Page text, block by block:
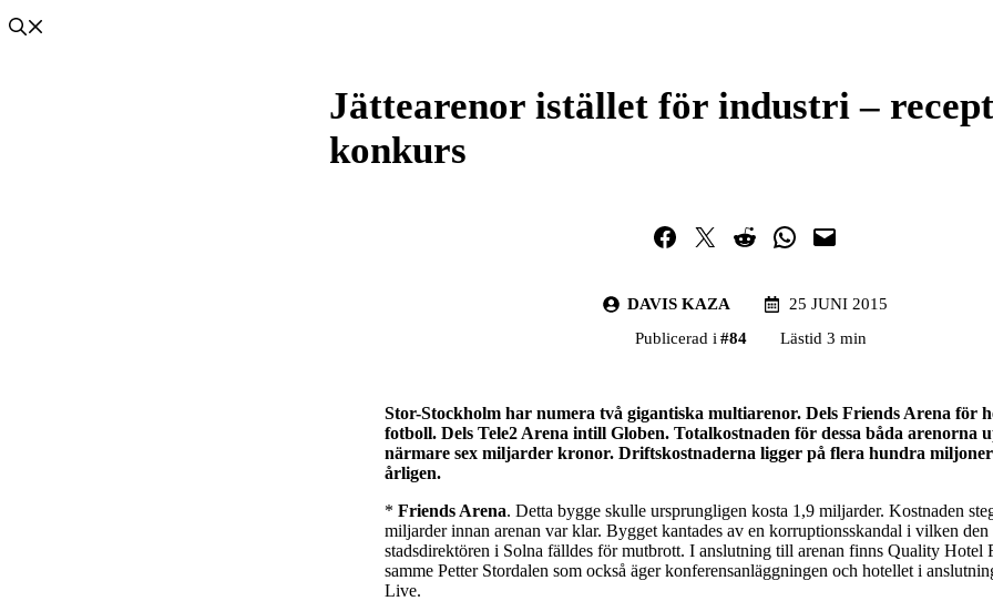
Jättearenor istället för industri –
konkurs
Dela på Facebook
Dela på TwitterDela på RedditDela i WhatsApp
Maila en länk
DAVIS KAZA
25 JUNI 2015
Publicerad i #84 Lästid 3 min
Stor-Stockholm har numera två gigantiska multiarenor. Dels Friends Arena för
fotboll. Dels Tele2 Arena intill Globen. Totalkostnaden för dessa båda arenorna
närmare sex miljarder kronor. Driftskostnaderna ligger på flera hundra
årligen.
* Friends Arena. Detta bygge skulle ursprungligen kosta 1,9 miljarder. Kostnaden
miljarder innan arenan var klar. Bygget kantades av en korruptionsskandal i vilken den
stadsdirektören i Solna fälldes för mutbrott. I anslutning till arenan finns Quality Hotel
samme Petter Stordalen som också äger konferensanläggningen och hotellet i
Live.